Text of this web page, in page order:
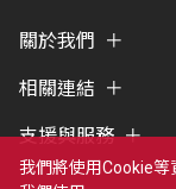
關於我們
相關連結
支援與服務
我們將使用cookie等